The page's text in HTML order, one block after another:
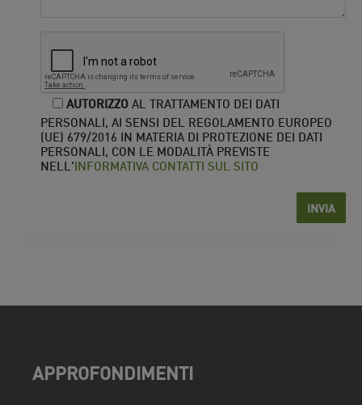
AUTORIZZOAL TRATTAMENTO DEI DATI
PERSONALI, AI SENSI DEL REGOLAMENTO EUROPEO
(UE) 679/2016 IN MATERIA DI PROTEZIONE DEI DATI
PERSONALI, CON LE MODALITÀ PREVISTE
NELL'INFORMATIVA CONTATTI SUL SITO
APPROFONDIMENTI